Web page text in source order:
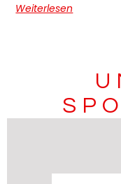
Weiterlesen